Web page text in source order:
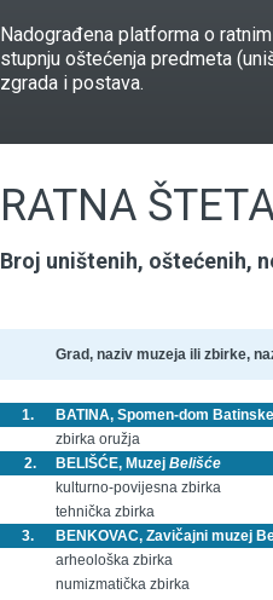
Nadograđena platforma o
stupnju oštećenja predmeta
zgrada i postava.
RATNA
Broj uništenih, oštećenih,
Grad, naziv muzeja ili zbirke,
1.
BATINA, Spomen-dom
zbirka oružja
2.
BELIŠĆE, Muzej Belišće
kulturno-povijesna zbirka
tehnička zbirka
3.
BENKOVAC, Zavičajni muzej
arheološka zbirka
numizmatička zbirka